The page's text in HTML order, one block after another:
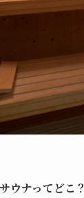
ウナってどこ？